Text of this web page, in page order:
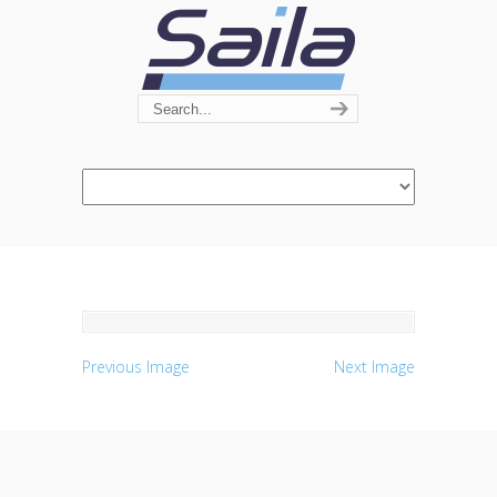
Previous Image Next Image